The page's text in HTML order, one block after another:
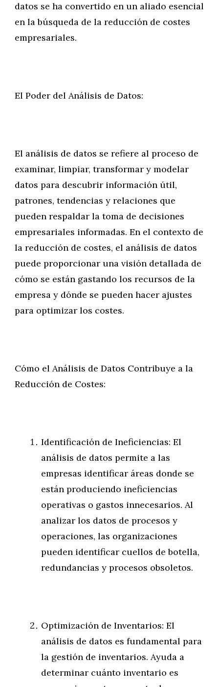
datos se ha convertido en un aliado esencial
en la búsqueda de la reducción de costes
empresariales.
El Poder del Análisis de Datos:
El análisis de datos se refiere al proceso de
examinar, limpiar, transformar y modelar
datos para descubrir información útil,
patrones, tendencias y relaciones que
pueden respaldar la toma de decisiones
empresariales informadas. En el contexto de
la reducción de costes, el análisis de datos
puede proporcionar una visión detallada de
cómo se están gastando los recursos de la
empresa y dónde se pueden hacer ajustes
para optimizar los costes.
Cómo el Análisis de Datos Contribuye a la
Reducción de Costes:
Identificación de Ineficiencias: El
análisis de datos permite a las
empresas identificar áreas donde se
están produciendo ineficiencias
operativas o gastos innecesarios. Al
analizar los datos de procesos y
operaciones, las organizaciones
pueden identificar cuellos de botella,
redundancias y procesos obsoletos.
Optimización de Inventarios: El
análisis de datos es fundamental para
la gestión de inventarios. Ayuda a
determinar cuánto inventario es